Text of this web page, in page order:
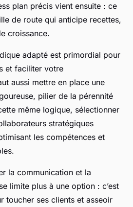
plan précis vient ensuite : ce
de route qui anticipe recettes,
croissance.
adapté est primordial pour
et faciliter votre
aussi mettre en place une
pilier de la pérennité
même logique, sélectionner
stratégiques
les compétences et
la communication et la
limite plus à une option : c’est
toucher ses clients et asseoir